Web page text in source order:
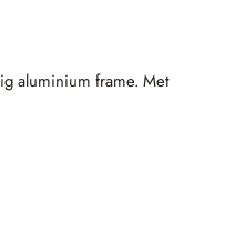
aluminium frame. Met